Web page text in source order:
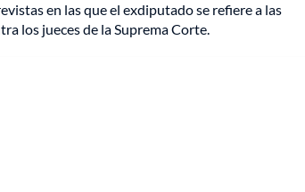
en las que el exdiputado se refiere a las
los jueces de la Suprema Corte.